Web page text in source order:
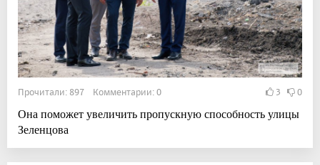
Прочитали: 897 Комментарии: 0 3 0
Она поможет увеличить пропускную способность улицы
Зеленцова